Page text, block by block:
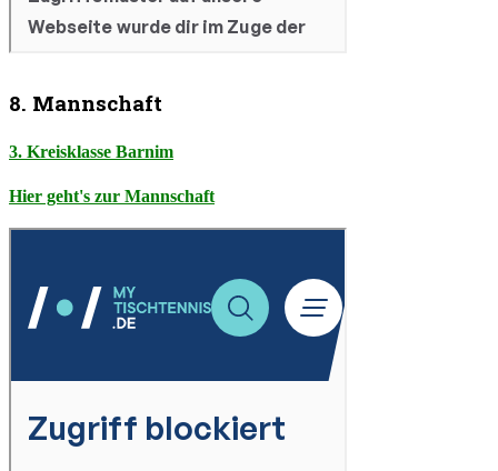
8. Mannschaft
3. Kreisklasse Barnim
Hier geht's zur Mannschaft